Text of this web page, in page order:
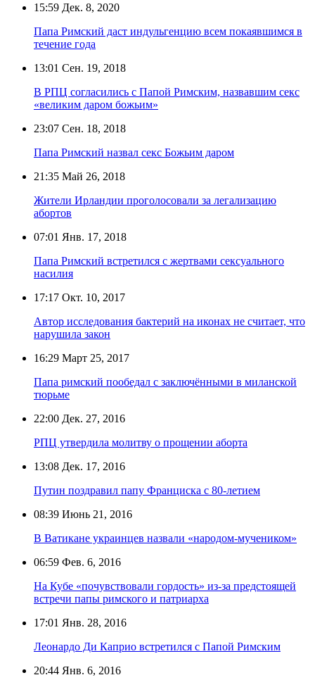
15:59 Дек. 8, 2020
Папа Римский даст индульгенцию всем покаявшимся в
течение года
13:01 Сен. 19, 2018
В РПЦ согласились с Папой Римским, назвавшим секс
«великим даром божьим»
23:07 Сен. 18, 2018
Папа Римский назвал секс Божьим даром
21:35 Май 26, 2018
Жители Ирландии проголосовали за легализацию
абортов
07:01 Янв. 17, 2018
Папа Римский встретился с жертвами сексуального
насилия
17:17 Окт. 10, 2017
Автор исследования бактерий на иконах не считает, что
нарушила закон
16:29 Март 25, 2017
Папа римский пообедал с заключёнными в миланской
тюрьме
22:00 Дек. 27, 2016
РПЦ утвердила молитву о прощении аборта
13:08 Дек. 17, 2016
Путин поздравил папу Франциска с 80-летием
08:39 Июнь 21, 2016
В Ватикане украинцев назвали «народом-мучеником»
06:59 Фев. 6, 2016
На Кубе «почувствовали гордость» из-за предстоящей
встречи папы римского и патриарха
17:01 Янв. 28, 2016
Леонардо Ди Каприо встретился с Папой Римским
20:44 Янв. 6, 2016